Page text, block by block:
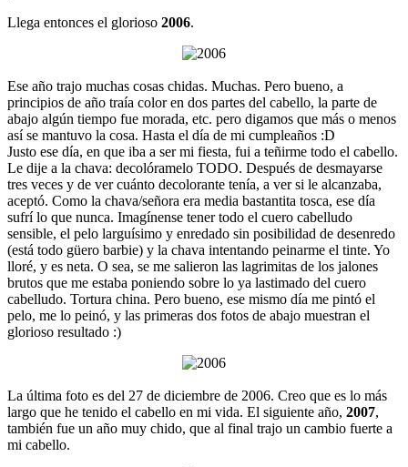
Llega entonces el glorioso 2006.
Ese año trajo muchas cosas chidas. Muchas. Pero bueno, a
principios de año traía color en dos partes del cabello, la parte de
abajo algún tiempo fue morada, etc. pero digamos que más o menos
así se mantuvo la cosa. Hasta el día de mi cumpleaños :D
Justo ese día, en que iba a ser mi fiesta, fui a teñirme todo el cabello.
Le dije a la chava: decolóramelo TODO. Después de desmayarse
tres veces y de ver cuánto decolorante tenía, a ver si le alcanzaba,
aceptó. Como la chava/señora era media bastantita tosca, ese día
sufrí lo que nunca. Imagínense tener todo el cuero cabelludo
sensible, el pelo larguísimo y enredado sin posibilidad de desenredo
(está todo güero barbie) y la chava intentando peinarme el tinte. Yo
lloré, y es neta. O sea, se me salieron las lagrimitas de los jalones
brutos que me estaba poniendo sobre lo ya lastimado del cuero
cabelludo. Tortura china. Pero bueno, ese mismo día me pintó el
pelo, me lo peinó, y las primeras dos fotos de abajo muestran el
glorioso resultado :)
La última foto es del 27 de diciembre de 2006. Creo que es lo más
largo que he tenido el cabello en mi vida. El siguiente año, 2007,
también fue un año muy chido, que al final trajo un cambio fuerte a
mi cabello.